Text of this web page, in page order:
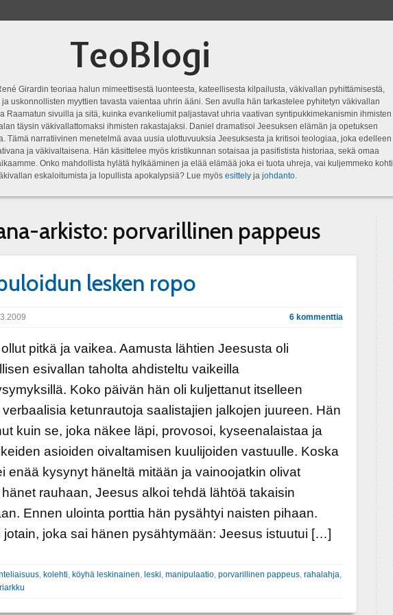
TeoBlogi
Girardin teoriaa halun mimeettisestä luonteesta, kateellisesta kilpailusta, väkivallan pyhittämisestä,
uskonnollisten myyttien tavasta vaientaa uhrin ääni. Sen avulla hän tarkastelee pyhitetyn väkivallan
Raamatun sivuilla ja sitä, kuinka evankeliumit paljastavat uhria vaativan syntipukkimekanismin ihmisten
täysin väkivallattomaksi ihmisten rakastajaksi. Daniel dramatisoi Jeesuksen elämän ja opetuksen
Tämä narratiivinen menetelmä avaa uusia ulottuvuuksia Jeesuksesta ja kritisoi teologiaa, joka edelleen
ja väkivaltaisena. Hän käsittelee myös kristikunnan sotaisaa ja pasifistista historiaa, sekä omaa
Onko mahdollista hylätä hylkääminen ja elää elämää joka ei tuota uhreja, vai kuljemmeko kohti
eskaloitumista ja lopullista apokalypsiä? Lue myös esittelyja johdanto.
arkisto: porvarillinen pappeus
lesken ropo
6 kommenttia
pitkä ja vaikea. Aamusta lähtien Jeesusta oli
esivallan taholta ahdisteltu vaikeilla
Koko päivän hän oli kuljettanut itselleen
verbaalisia ketunrautoja saalistajien jalkojen juureen. Hän
kuin se, joka näkee läpi, provosoi, kyseenalaistaa ja
asioiden oivaltamisen kuulijoiden vastuulle. Koska
enää kysynyt häneltä mitään ja vainoojatkin olivat
rauhaan, Jeesus alkoi tehdä lähtöä takaisin
Ennen ulointa porttia hän pysähtyi naisten pihaan.
jotain, joka sai hänen pysähtymään: Jeesus istuutui […]
, kolehti köyhä leskinainen leski manipulaatio, porvarillinen pappeus, rahalahja